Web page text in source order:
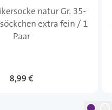
natur Gr. 35-
extra fein / 1
Paar
8,99 €